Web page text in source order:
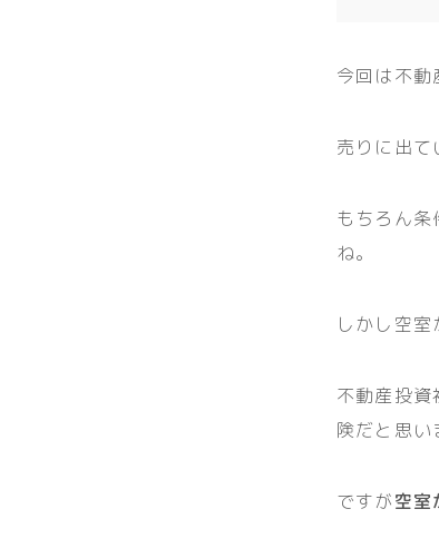
今回は不動
売りに出て
もちろん
ね。
しかし空室
不動産投
険だと思い
ですが空室